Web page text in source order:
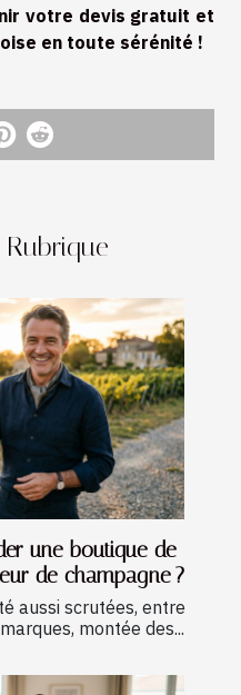
Rubrique
une boutique de
de champagne ?
aussi scrutées, entre
montée des...
votre devis gratuit et
en toute sérénité !